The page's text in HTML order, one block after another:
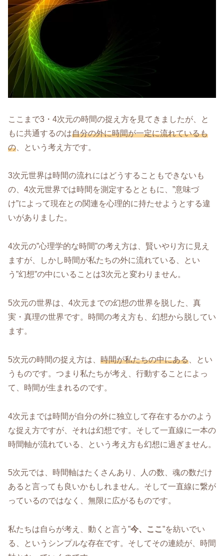
ここまで3・4次元の時間の捉え方を見てきましたが、と
もに共通するのは自分の外に時間が一定に流れているも
の 、という考え方です。
3次元世界は時間の流れにはどうすることもできないも
の、4次元世界では時間を測定するとともに、”意味づ
け”によって現在との関連を心理的に持たせようとする違
いがありました。
4次元の”心理学的な時間”の考え方は、賢いやり方に見え
ますが、しかし時間が私たちの外に流れている、とい
う”幻想”の中にいることは3次元と変わりません。
5次元の世界は、4次元までの幻想の世界を脱した、真
実・真理の世界です。時間の考え方も、幻想から脱してい
ます。
5次元の時間の捉え方は、 時間が私たちの中にある 、とい
うものです。つまり私たちが考え、行動することによっ
て、時間が生まれるのです。
4次元までは時間が自分の外に独立して存在するかのよう
な捉え方ですが、それは幻想です。そして一直線に一本の
時間軸が流れている、という考え方も幻想に過ぎません。
5次元では、時間軸はたくさんあり、人の数、魂の数だけ
あると言っても良いかもしれません。そして一直線に繋が
っているのではなく、無限に広がるものです。
私たちは自らが考え、動くと言う”今、ここ ”を紡いでい
る、というシンプルな存在です。そしてその連続が、時間